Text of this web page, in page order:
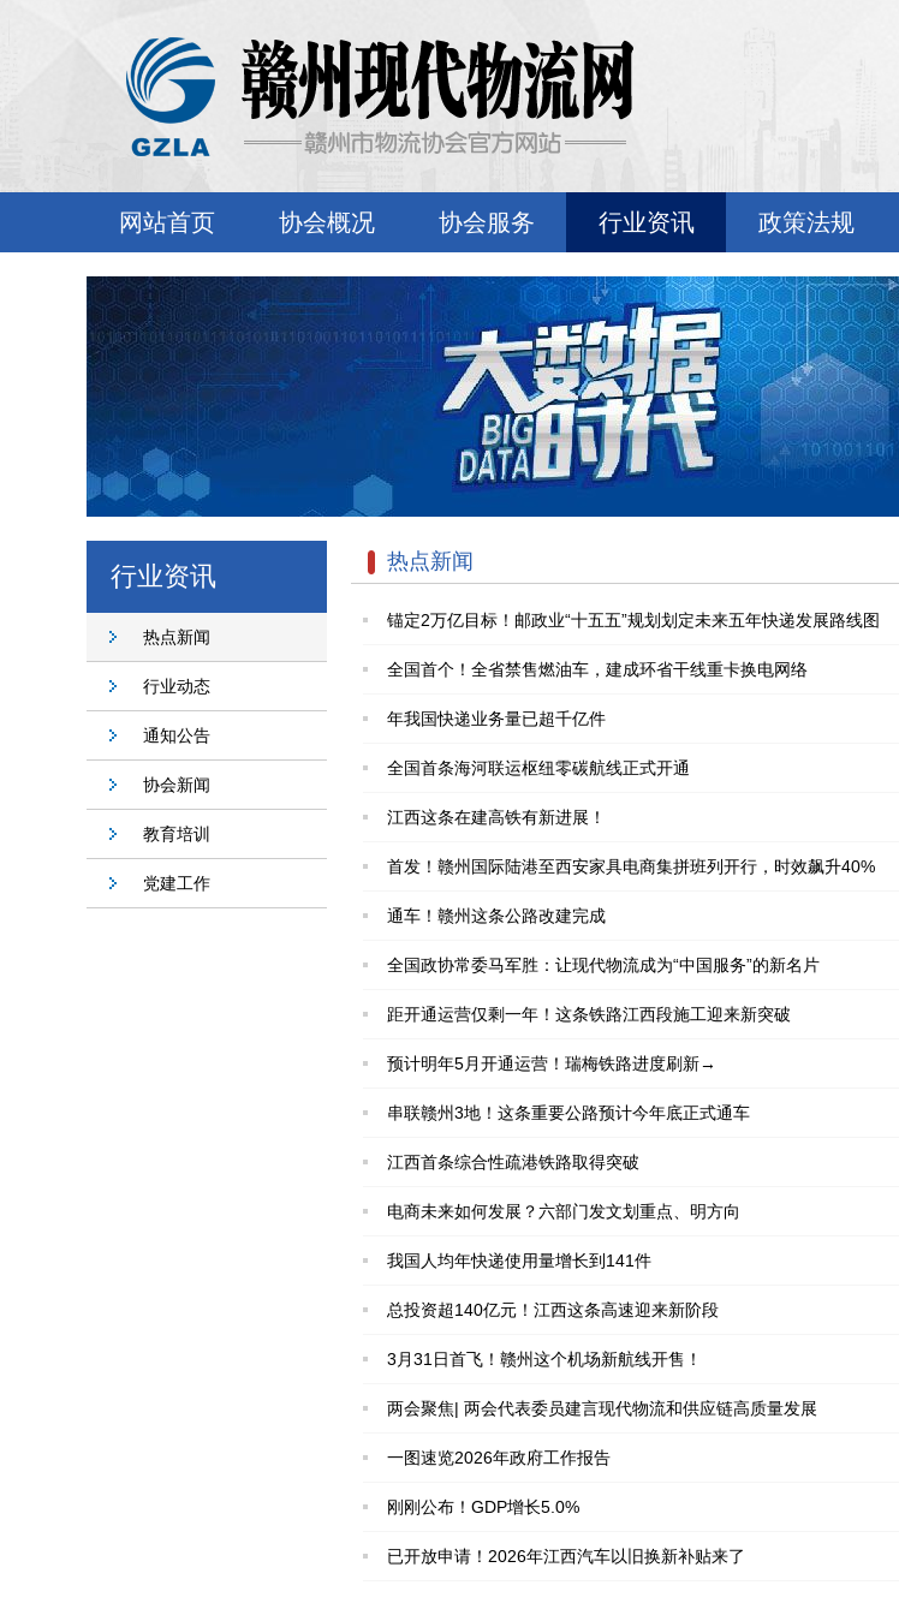
网站首页 协会概况 协会服务 行业资讯 政策法规
行业资讯
热点新闻
行业动态
通知公告
协会新闻
教育培训
党建工作
热点新闻
锚定2万亿目标！邮政业“十五五”规划划定未来五年快递发展路线图
全国首个！全省禁售燃油车，建成环省干线重卡换电网络
年我国快递业务量已超千亿件
全国首条海河联运枢纽零碳航线正式开通
江西这条在建高铁有新进展！
首发！赣州国际陆港至西安家具电商集拼班列开行，时效飙升40%
通车！赣州这条公路改建完成
全国政协常委马军胜：让现代物流成为“中国服务”的新名片
距开通运营仅剩一年！这条铁路江西段施工迎来新突破
预计明年5月开通运营！瑞梅铁路进度刷新→
串联赣州3地！这条重要公路预计今年底正式通车
江西首条综合性疏港铁路取得突破
电商未来如何发展？六部门发文划重点、明方向
我国人均年快递使用量增长到141件
总投资超140亿元！江西这条高速迎来新阶段
3月31日首飞！赣州这个机场新航线开售！
两会聚焦| 两会代表委员建言现代物流和供应链高质量发展
一图速览2026年政府工作报告
刚刚公布！GDP增长5.0%
已开放申请！2026年江西汽车以旧换新补贴来了